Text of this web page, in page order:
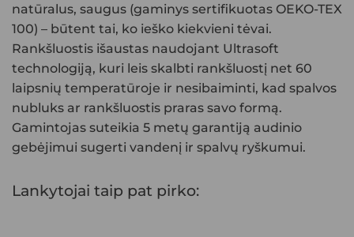
natūralus, saugus (gaminys sertifikuotas OEKO-TEX
100) – būtent tai, ko ieško kiekvieni tėvai.
Rankšluostis išaustas naudojant Ultrasoft
technologiją, kuri leis skalbti rankšluostį net 60
laipsnių temperatūroje ir nesibaiminti, kad spalvos
nubluks ar rankšluostis praras savo formą.
Gamintojas suteikia 5 metų garantiją audinio
gebėjimui sugerti vandenį ir spalvų ryškumui.
Lankytojai taip pat pirko: